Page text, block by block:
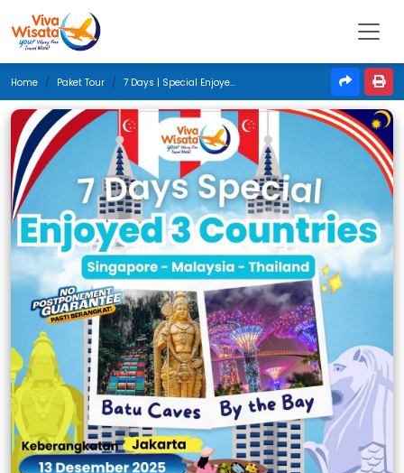
Home Paket Tour 7 Days | Special Enjoyed 3 Countries | Desember 2025 | Jakarta